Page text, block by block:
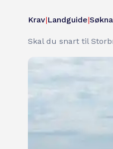
Krav|Landguide|
Skal du snart til